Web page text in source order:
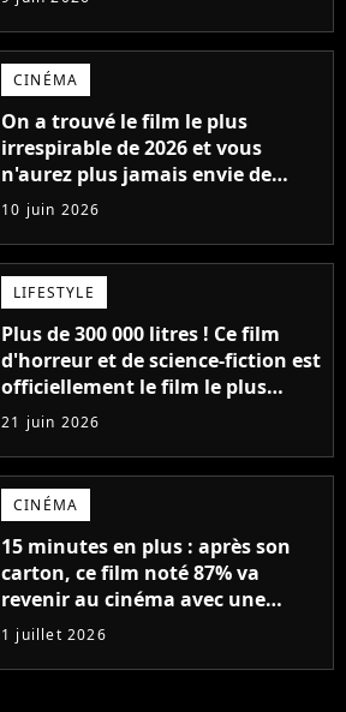
CINÉMA
On a trouvé le film le plus
irrespirable de 2026 et vous
n'aurez plus jamais envie de
vous baigner
10 juin 2026
LIFESTYLE
Plus de 300 000 litres ! Ce film
d'horreur et de science-fiction est
officiellement le film le plus
sanglant de tous les temps
21 juin 2026
CINÉMA
15 minutes en plus : après son
carton, ce film noté 87% va
revenir au cinéma avec une
version plus longue
1 juillet 2026